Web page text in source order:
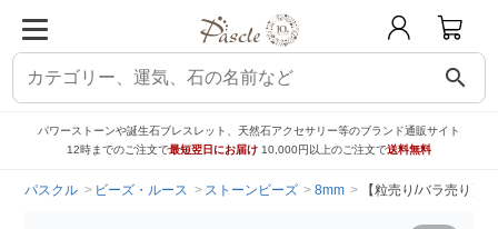
search
パワーストーンや誕生石ブレスレット、天然石アクセサリー等のブランド通販サイト
12時までのご注文で最短翌日にお届け 10,000円以上のご注文で送料無料
パスクル ビーズ・ルース ストーンビーズ 8mm 【粒売り/バラ売り】